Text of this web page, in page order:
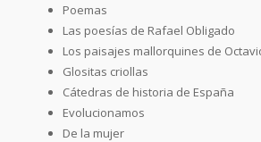
Poemas
Las poesías de Rafael Obligado
Los paisajes mallorquines de
Glositas criollas
Cátedras de historia de España
Evolucionamos
De la mujer